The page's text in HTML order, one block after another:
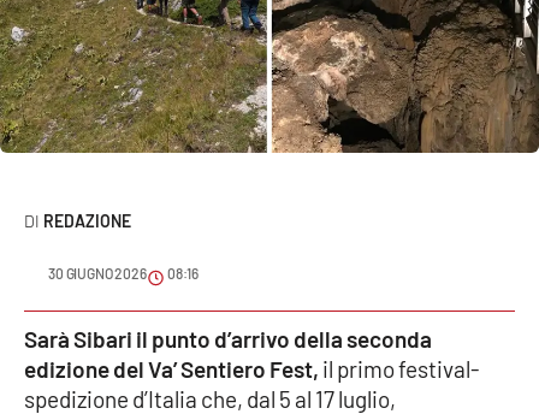
Sport
Cultura
Podcast
Meteo
Editoriali
VIDEO
REDAZIONE
30 GIUGNO 2026 08:16
Sarà Sibari il punto d’arrivo della seconda
edizione del Va’ Sentiero Fest, il primo festival-
spedizione d’Italia che, dal 5 al 17 luglio,